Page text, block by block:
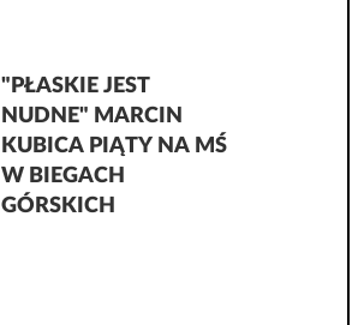
"PŁASKIE JEST
NUDNE" MARCIN
KUBICA PIĄTY NA MŚ
W BIEGACH
GÓRSKICH